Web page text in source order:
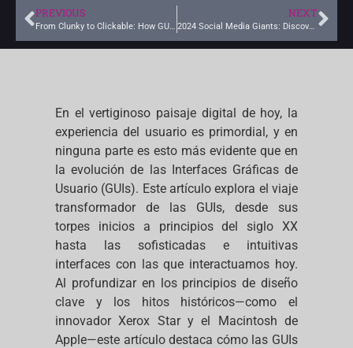
PREVIOUS
From Clunky to Clickable: How GUIs Transformed Technology Interaction
NEXT
2024 Social Media Giants: Discover the Top 10 Platforms Shaping User Engagement and Trends!
En el vertiginoso paisaje digital de hoy, la
experiencia del usuario es primordial, y en
ninguna parte es esto más evidente que en
la evolución de las Interfaces Gráficas de
Usuario (GUIs). Este artículo explora el viaje
transformador de las GUIs, desde sus
torpes inicios a principios del siglo XX
hasta las sofisticadas e intuitivas
interfaces con las que interactuamos hoy.
Al profundizar en los principios de diseño
clave y los hitos históricos—como el
innovador Xerox Star y el Macintosh de
Apple—este artículo destaca cómo las GUIs